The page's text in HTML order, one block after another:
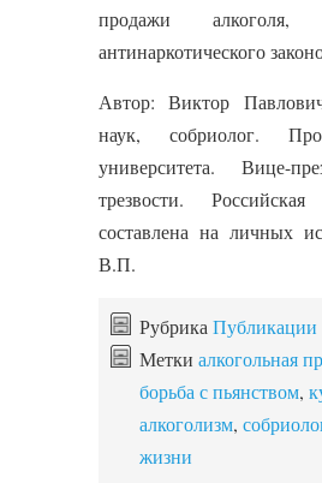
продажи алкоголя,
антинаркотического
Автор: Виктор
наук, собриолог.
университета. Вице-
трезвости.
составлена на личных
В.П.
Рубрика Публикации
Метки алкогольная
борьба с пьянством,
алкоголизм,
жизни